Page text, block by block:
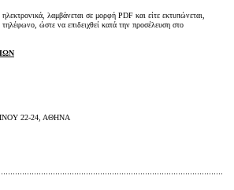
ηλεκτρονικά, λαμβάνεται σε μορφή PDF και είτε εκτυπώνεται,
τηλέφωνο, ώστε να επιδειχθεί κατά την προσέλευση στο
22-24, ΑΘΗΝΑ